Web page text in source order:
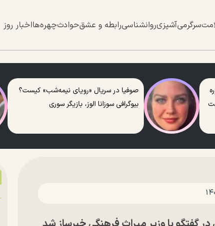
سرگرمیآشپزیروانشناسیرابطه و عشقحوادثچهره‌هااخبار روز
صوفیا در سریال «رویای نیمه‌شب» کیست؟
بیوگرافی سوزانا الوز، بازیگر سوری